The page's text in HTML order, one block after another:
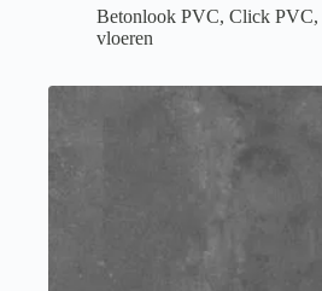
Betonlook PVC, Click PVC,
vloeren